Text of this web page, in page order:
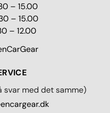
– 15.00
– 15.00
– 12.00
svar med det samme)